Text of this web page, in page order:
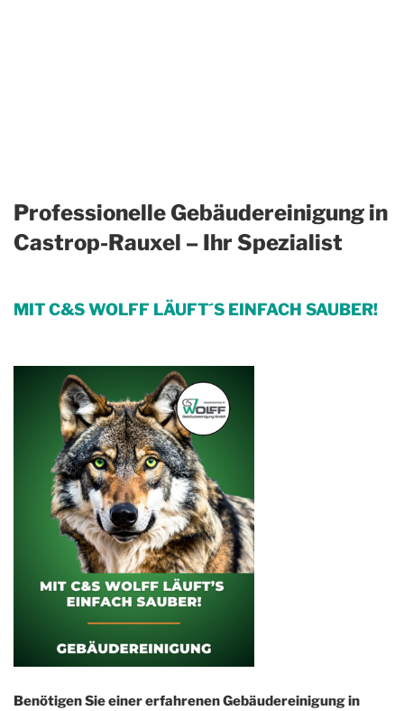
Professionelle Gebäudereinigung in
Castrop-Rauxel – Ihr Spezialist
MIT C&S WOLFF LÄUFT´S EINFACH SAUBER!
Benötigen Sie einer erfahrenen Gebäudereinigung in